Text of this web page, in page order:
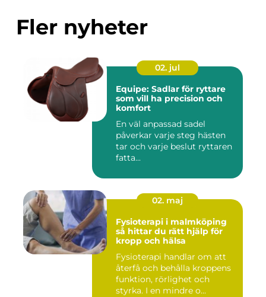
Fler nyheter
02. jul
Equipe: Sadlar för ryttare
som vill ha precision och
komfort
En väl anpassad sadel
påverkar varje steg hästen
tar och varje beslut ryttaren
fatta...
02. maj
Fysioterapi i malmköping
så hittar du rätt hjälp för
kropp och hälsa
Fysioterapi handlar om att
återfå och behålla kroppens
funktion, rörlighet och
styrka. I en mindre o...